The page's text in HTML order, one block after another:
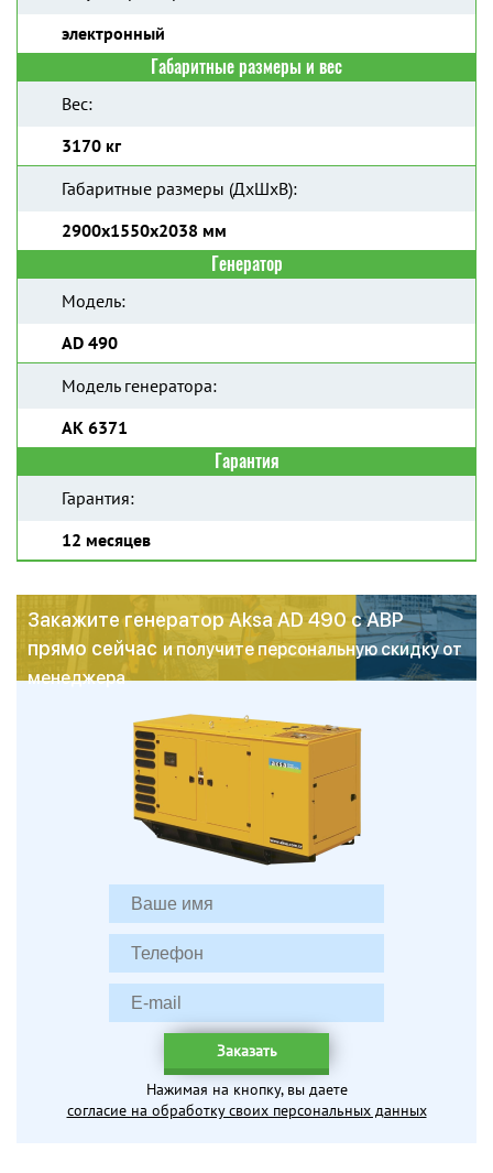
электронный
Габаритные размеры и вес
Вес:
3170 кг
Габаритные размеры (ДхШхВ):
2900x1550x2038 мм
Генератор
Модель:
AD 490
Модель генератора:
AK 6371
Гарантия
Гарантия:
12 месяцев
Закажите генератор Aksa AD 490 с АВР
прямо сейчас и получите персональную скидку от
менеджера
Заказать
Нажимая на кнопку, вы даете
согласие на обработку своих персональных данных